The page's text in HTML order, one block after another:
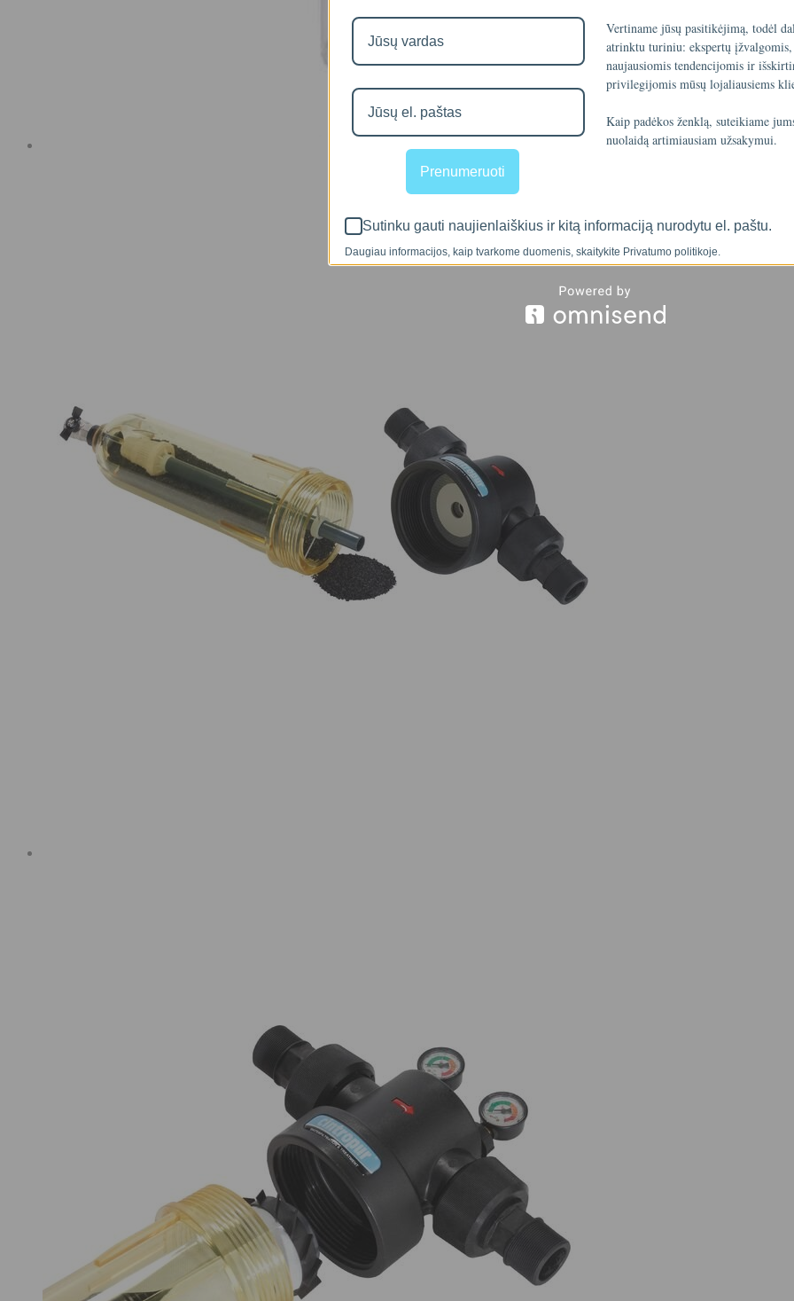
Prenumeruoti
Vertiname jūsų pasitikėjimą, todėl
atrinktu turiniu: ekspertų įžvalgomis,
naujausiomis tendencijomis ir
privilegijomis mūsų lojaliausiems
Kaip padėkos ženklą, suteikiame
nuolaidą artimiausiam užsakymui.
Sutinku gauti naujienlaiškius ir kitą informaciją nurodytu el. paštu.
Daugiau informacijos, kaip tvarkome duomenis, skaitykite Privatumo politikoje.